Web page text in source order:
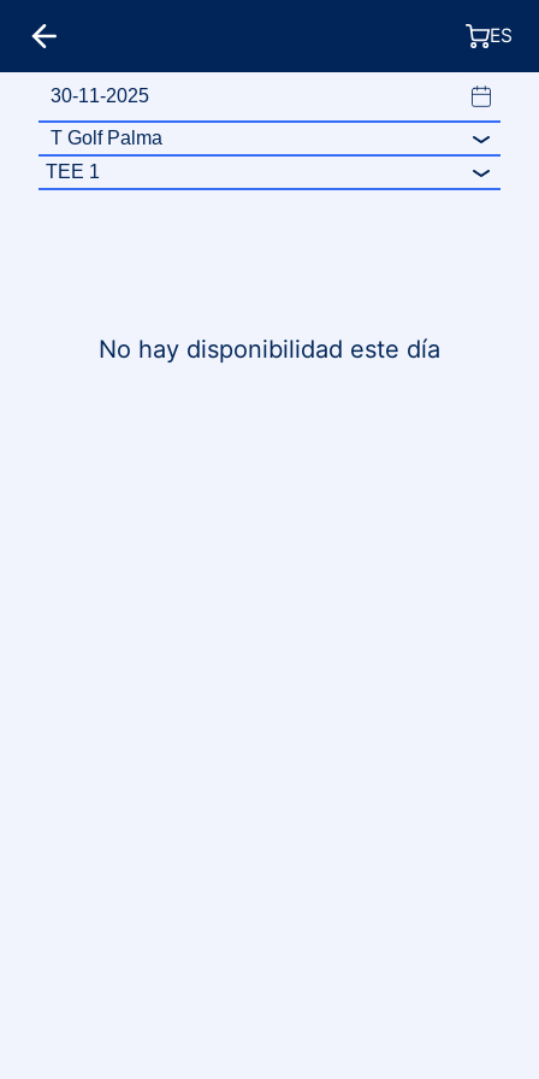
ES
No hay disponibilidad este día